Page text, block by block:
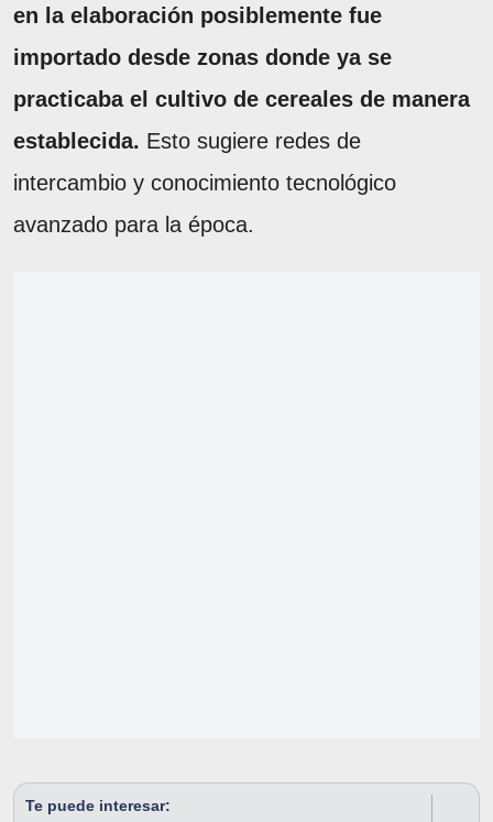
en la elaboración posiblemente fue
importado desde zonas donde ya se
practicaba el cultivo de cereales de manera
establecida. Esto sugiere redes de
intercambio y conocimiento tecnológico
avanzado para la época.
Te puede interesar: